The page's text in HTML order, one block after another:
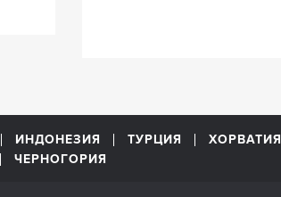
ИНДОНЕЗИЯ ТУРЦИЯ ХОРВАТИЯ
ЧЕРНОГОРИЯ